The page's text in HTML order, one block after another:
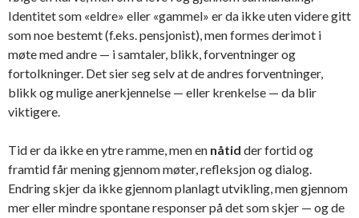
Identitet som «eldre» eller «gammel» er da ikke uten videre gitt
som noe bestemt (f.eks. pensjonist), men formes derimot i
møte med andre — i samtaler, blikk, forventninger og
fortolkninger. Det sier seg selv at de andres forventninger,
blikk og mulige anerkjennelse — eller krenkelse — da blir
viktigere.
Tid er da ikke en ytre ramme, men en nåtid der fortid og
framtid får mening gjennom møter, refleksjon og dialog.
Endring skjer da ikke gjennom planlagt utvikling, men gjennom
mer eller mindre spontane responser på det som skjer — og de